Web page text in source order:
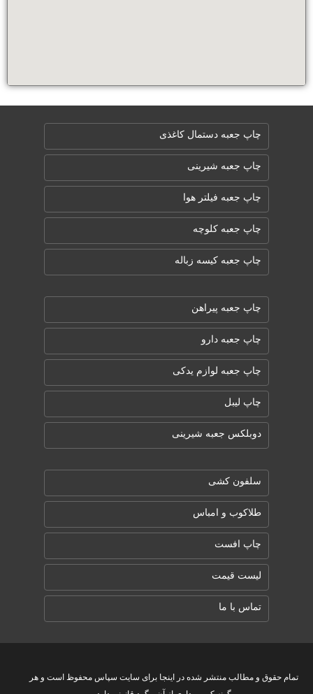
چاپ جعبه دستمال کاغذی
چاپ جعبه شیرینی
چاپ جعبه فیلتر هوا
چاپ جعبه کلوچه
چاپ جعبه کیسه زباله
چاپ جعبه پیراهن
چاپ جعبه دارو
چاپ جعبه لوازم یدکی
چاپ لیبل
دوبلکس جعبه شیرینی
سلفون کشی
طلاکوب و امباس
چاپ افست
لیست قیمت
تماس با ما
تمام حقوق و مطالب منتشر شده در اینجا برای سایت سپاس محفوظ است و هر